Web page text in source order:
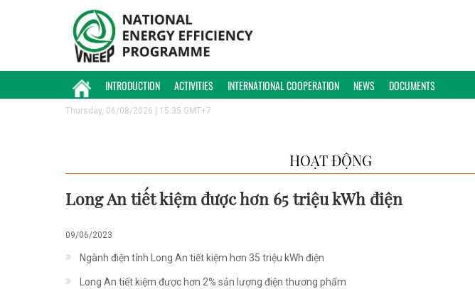
INTRODUCTION ACTIVITIES INTERNATIONAL COOPERATION NEWS DOCUMENTS
Thursday, 06/08/2026 | 15:35 GMT+7
HOẠT ĐỘNG
Long An tiết kiệm được hơn 65 triệu kWh điện
09/06/2023
Ngành điện tỉnh Long An tiết kiệm hơn 35 triệu kWh điện
Long An tiết kiệm được hơn 2% sản lượng điện thương phẩm